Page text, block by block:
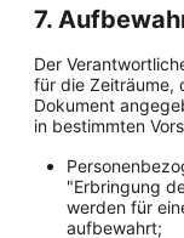
7.
Der
für die Zeiträume,
Dokument
in bestimmten
"Erbringung
werden für
aufbewahrt;